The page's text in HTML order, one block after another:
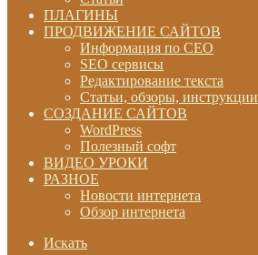
ПЛАГИНЫ
ПРОДВИЖЕНИЕ САЙТОВ
Информация по СЕО
SEO сервисы
Редактирование текста
Статьи, обзоры, инструкции
СОЗДАНИЕ САЙТОВ
WordPress
Полезный софт
ВИДЕО УРОКИ
РАЗНОЕ
Новости интернета
Обзор интернета
Искать